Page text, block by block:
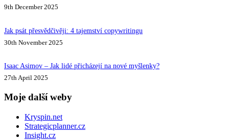
9th December 2025
Jak psát přesvědčivěji: 4 tajemství copywritingu
30th November 2025
Isaac Asimov – Jak lidé přicházejí na nové myšlenky?
27th April 2025
Moje další weby
Kryspin.net
Strategicplanner.cz
Insight.cz